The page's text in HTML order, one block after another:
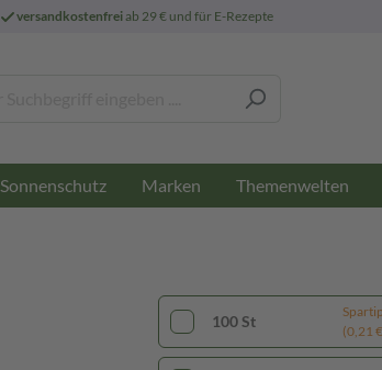
versandkostenfreiab 29 € und für E-Rezepte
Sonnenschutz Marken Themenwelten
100 St
(0,21